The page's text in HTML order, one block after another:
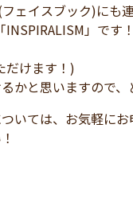
イスブック)にも連
」です
だけます！)
と思いますので、
いては、お気軽にお